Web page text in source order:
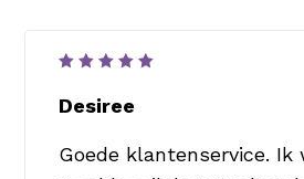
5 uit 5
Desiree
Goede klantenservice.